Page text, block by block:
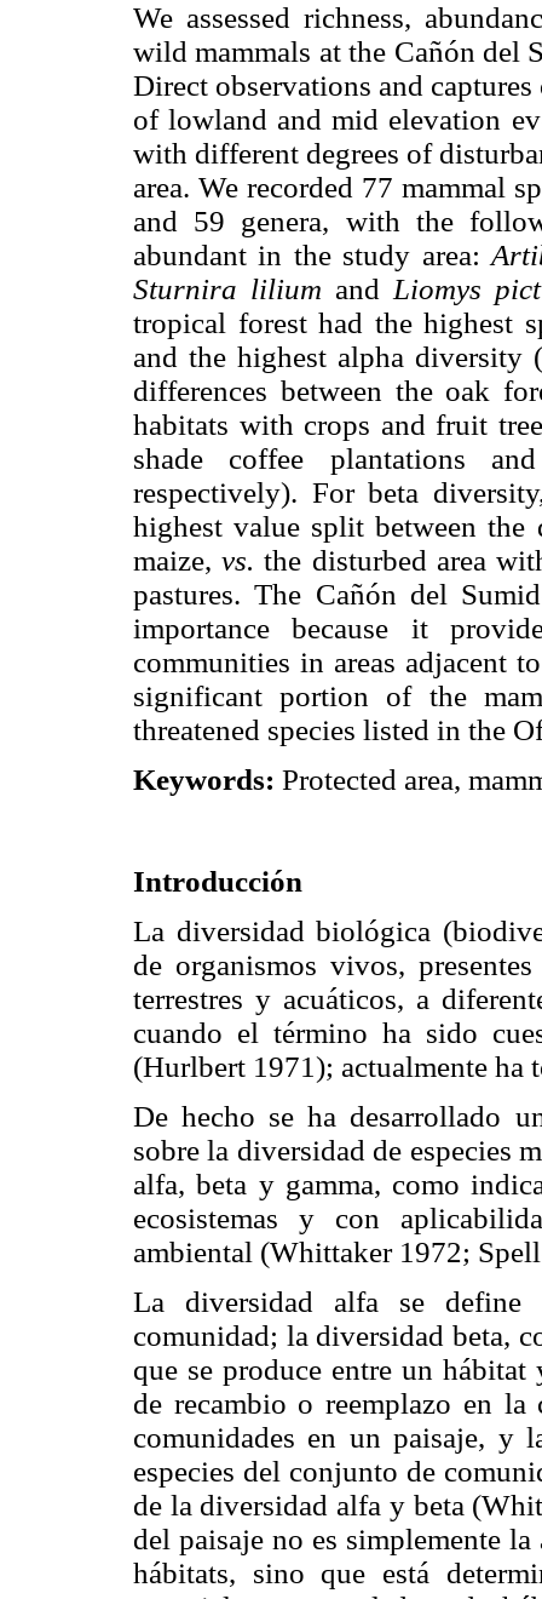
We assessed richness,
wild mammals at the Cañón del
Direct observations and
of lowland and mid elevation
with different degrees of
area. We recorded 77 mammal
and 59 genera, with the
abundant in the study area:
Sturnira lilium and Liomys
tropical forest had the highest
and the highest alpha
differences between the oak
habitats with crops and fruit
shade coffee plantations
respectively). For beta
highest value split between the
maize,vs. the disturbed area
pastures. The Cañón del
importance because it
communities in areas adjacent
significant portion of the
threatened species listed in the
Keywords: Protected area,
Introducción
La diversidad biológica
de organismos vivos,
terrestres y acuáticos, a
cuando el término ha sido
(Hurlbert 1971); actualmente ha
De hecho se ha desarrollado
sobre la diversidad de especies
alfa, beta y gamma, como
ecosistemas y con
ambiental (Whittaker 1972;
La diversidad alfa se define
comunidad; la diversidad beta,
que se produce entre un
de recambio o reemplazo en la
comunidades en un paisaje, y
especies del conjunto de
de la diversidad alfa y beta
del paisaje no es simplemente
hábitats, sino que está